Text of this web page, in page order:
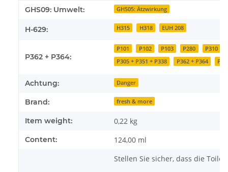
Item information
Value
GHS09: Umwelt: GHS05: Ätzwirkung
H-629: H315 H318 EUH 208
P362 + P364:
P101 P102 P103 P280
P310
P305 + P351 + P338
P362 + P364
Achtung: Danger
Brand: fresh & more
Item weight: 0,22 kg
Content: 124,00 ml
Stellen Sie sicher, dass die